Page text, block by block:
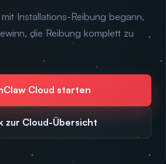
Installations-Reibung begann,
die Reibung komplett zu
Cloud starten
zur Cloud-Übersicht